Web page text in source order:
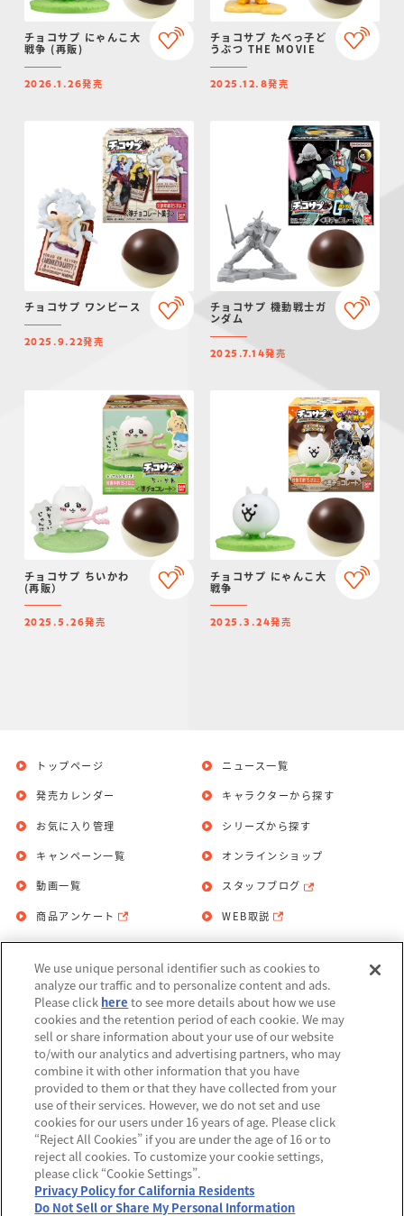
チョコサプ にゃんこ大
戦争 (再販)
2026.1.26発売
チョコサプ たべっ子ど
うぶつ THE MOVIE
2025.12.8発売
チョコサプ ワンピース
2025.9.22発売
チョコサプ 機動戦士ガ
ンダム
2025.7.14発売
チョコサプ ちいかわ
(再販）
2025.5.26発売
チョコサプ にゃんこ大
戦争
2025.3.24発売
トップページ
発売カレンダー
お気に入り管理
ニュース一覧
キャラクターから探す
シリーズから探す
キャンペーン一覧
動画一覧
商品アンケート
オンラインショップ
スタッフブログ
WEB取説
お問い合わせ 個人情報保護方針
利用規約
Do Not Sell or Share My Personal
Information
アレルギー情報
©BANDAI
We use unique personal identifier such as cookies to
analyze our traffic and to personalize content and ads.
Please click here to see more details about how we use
cookies and the retention period of each cookie. We may
sell or share information about your use of our website
to/with our analytics and advertising partners, who may
combine it with other information that you have
provided to them or that they have collected from your
use of their services. However, we do not set and use
cookies for our users under 16 years of age. Please click
“Reject All Cookies” if you are under the age of 16 or to
reject all cookies. To customize your cookie settings,
please click “Cookie Settings”.
Privacy Policy for California Residents
Do Not Sell or Share My Personal Information